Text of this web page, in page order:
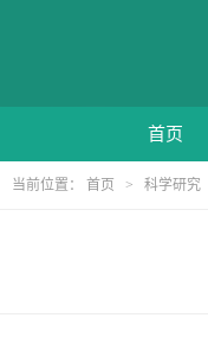
首页
当前位置： 首页 > 科学研究